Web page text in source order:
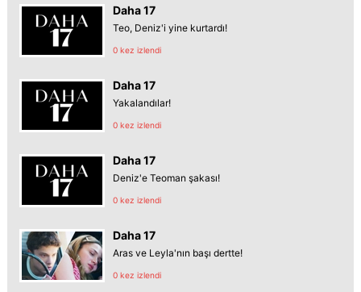
Daha 17
Teo, Deniz'i yine kurtardı!
0 kez izlendi
Daha 17
Yakalandılar!
0 kez izlendi
Daha 17
Deniz'e Teoman şakası!
0 kez izlendi
Daha 17
Aras ve Leyla'nın başı dertte!
0 kez izlendi